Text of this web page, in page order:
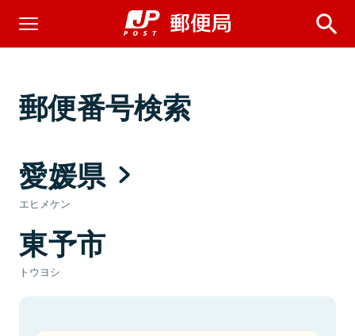
郵便番号検索
愛媛県
エヒメケン
東予市
トウヨシ